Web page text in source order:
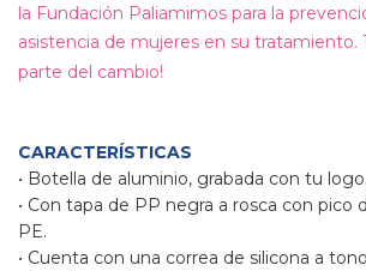
la Fundación Paliamimos para la
asistencia de mujeres en su tratamiento.
parte del cambio!
CARACTERÍSTICAS
• Botella de aluminio, grabada con tu logo.
• Con tapa de PP negra a rosca con pico
PE.
• Cuenta con una correa de silicona a